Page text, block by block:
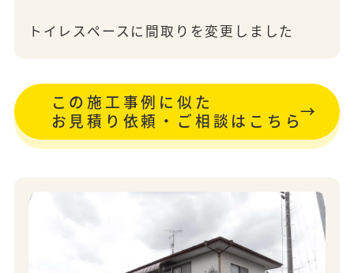
トイレスペースに間取りを変更しました
この施工事例に似た
お見積り依頼・ご相談はこちら